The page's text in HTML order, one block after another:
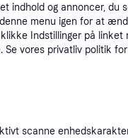
Ikke på lager
indhold og annoncer, du
menu igen for at
Indstillinger på linket
Se vores privatliv politik
scanne